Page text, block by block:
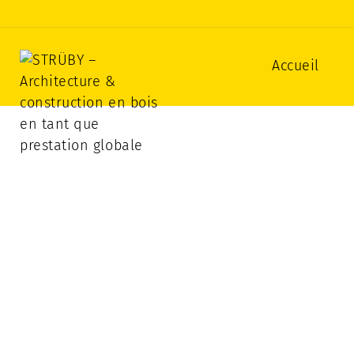
STRÜBY – Architecture &
Accueil